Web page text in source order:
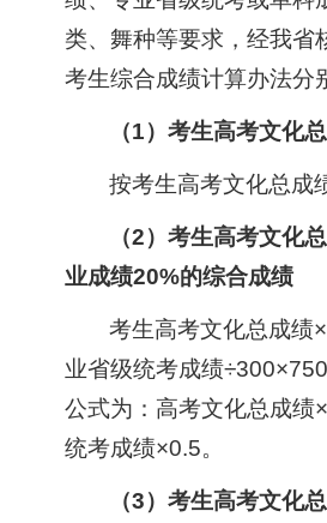
类、舞种等要求，经我省
考生综合成绩计算办法分
（1）考生高考文化
按考生高考文化总成
（2）考生高考文化
业成绩20%的综合成绩
考生高考文化总成绩
业省级统考成绩
公式为：高考文化总成绩
统考成绩×0.5。
（3）考生高考文化